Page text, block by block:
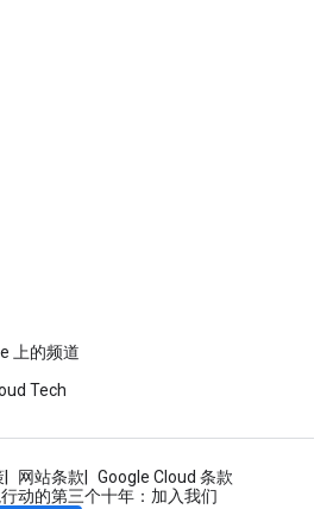
上的频道
Tech
网站条款
Google Cloud 条款
动的第三个十年：加入我们